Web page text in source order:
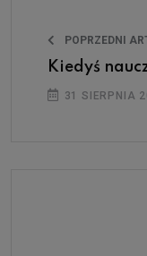
POPRZEDNI
Kiedyś
31 SIERPNIA